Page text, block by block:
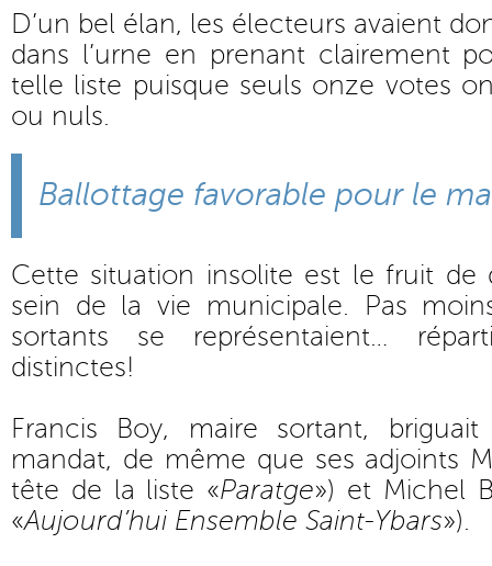
D’un bel élan, les électeurs avaient
dans l’urne en prenant clairement
telle liste puisque seuls onze votes
ou nuls.
Ballottage favorable pour le
Cette situation insolite est le fruit de
sein de la vie municipale. Pas
sortants se représentaient…
distinctes!
Francis Boy, maire sortant,
mandat, de même que ses adjoints
tête de la liste «Paratge») et Michel
«Aujourd’hui Ensemble Saint-Ybars»).